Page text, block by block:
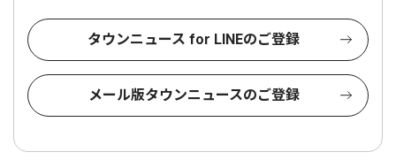
タウンニュース for LINEのご登録
メール版タウンニュースのご登録